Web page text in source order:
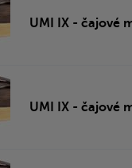
UMI IX - čajové
UMI IX - čajové